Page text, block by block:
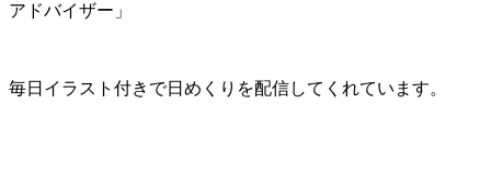
アドバイザー」
毎日イラスト付きで日めくりを配信してくれています。